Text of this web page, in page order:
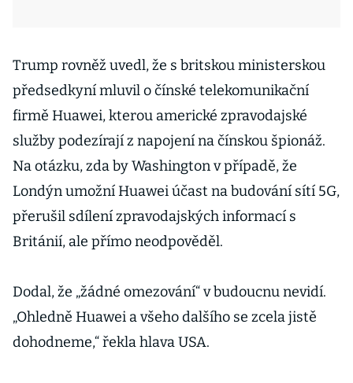
Trump rovněž uvedl, že s britskou ministerskou
předsedkyní mluvil o čínské telekomunikační
firmě Huawei, kterou americké zpravodajské
služby podezírají z napojení na čínskou špionáž.
Na otázku, zda by Washington v případě, že
Londýn umožní Huawei účast na budování sítí 5G,
přerušil sdílení zpravodajských informací s
Británií, ale přímo neodpověděl.
Dodal, že „žádné omezování“ v budoucnu nevidí.
„Ohledně Huawei a všeho dalšího se zcela jistě
dohodneme,“ řekla hlava USA.